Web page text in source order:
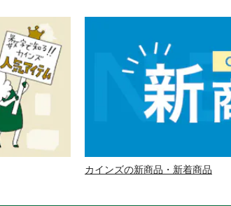
カインズの新商品・新着商品